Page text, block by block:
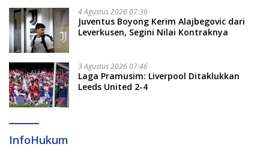
4 Agustus 2026 07:36
Juventus Boyong Kerim Alajbegovic dari
Leverkusen, Segini Nilai Kontraknya
3 Agustus 2026 07:46
Laga Pramusim: Liverpool Ditaklukkan
Leeds United 2-4
InfoHukum